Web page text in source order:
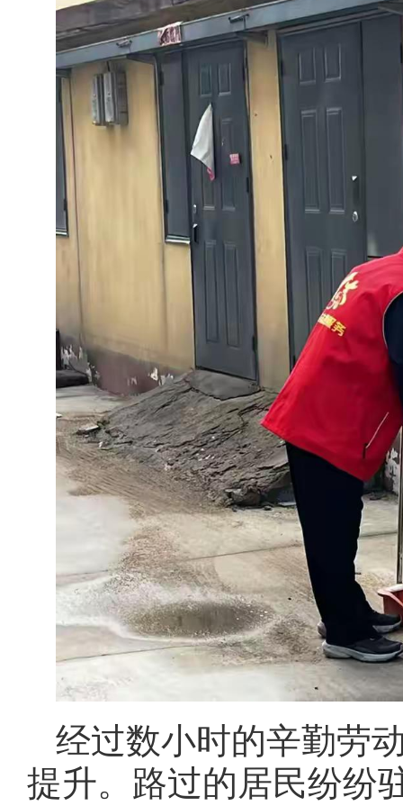
经过数小时的辛勤劳
提升。路过的居民纷纷